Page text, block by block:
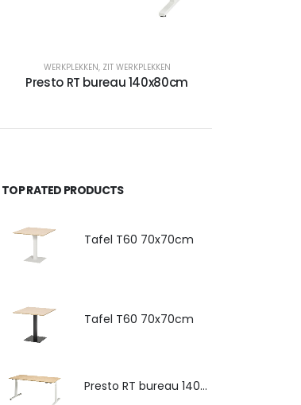
WERKPLEKKEN, ZIT WERKPLEKKEN
Presto RT bureau 140x80cm
TOP RATED PRODUCTS
Tafel T60 70x70cm
Tafel T60 70x70cm
Presto RT bureau 140x80cm